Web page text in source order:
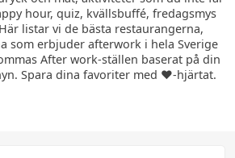
hour, quiz, kvällsbuffé, fredagsmys
listar vi de bästa restaurangerna,
som erbjuder afterwork i hela Sverige
After work-ställen baserat på din
Spara dina favoriter med ❤️-hjärtat.